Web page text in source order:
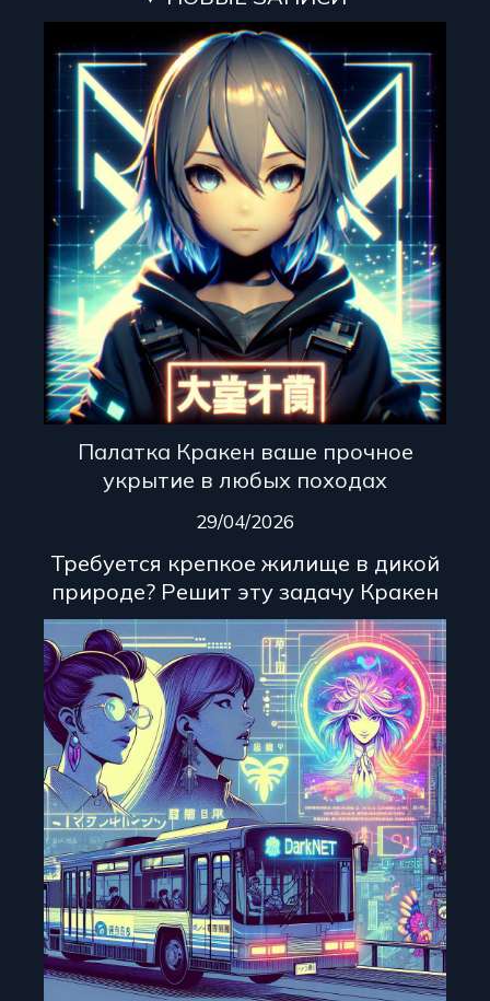
Палатка Кракен ваше прочное
укрытие в любых походах
29/04/2026
Требуется крепкое жилище в дикой
природе? Решит эту задачу Кракен